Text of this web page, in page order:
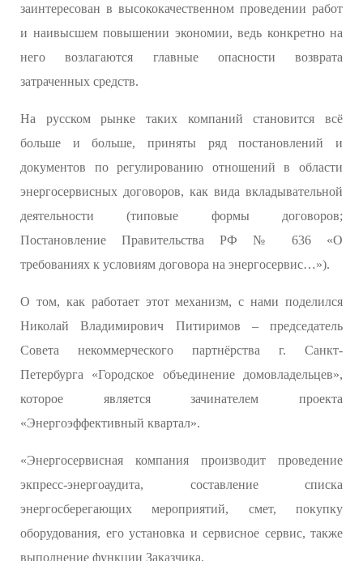
заинтересован в высококачественном проведении работ
и наивысшем повышении экономии, ведь конкретно на
него возлагаются главные опасности возврата
затраченных средств.
На русском рынке таких компаний становится всё
больше и больше, приняты ряд постановлений и
документов по регулированию отношений в области
энергосервисных договоров, как вида вкладывательной
деятельности (типовые формы договоров;
Постановление Правительства РФ № 636 «О
требованиях к условиям договора на энергосервис…»).
О том, как работает этот механизм, с нами поделился
Николай Владимирович Питиримов – председатель
Совета некоммерческого партнёрства г. Санкт-
Петербурга «Городское объединение домовладельцев»,
которое является зачинателем проекта
«Энергоэффективный квартал».
«Энергосервисная компания производит проведение
экпресс-энергоаудита, составление списка
энергосберегающих мероприятий, смет, покупку
оборудования, его установка и сервисное сервис, также
выполнение функции Заказчика.